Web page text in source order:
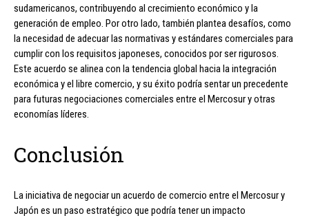
sudamericanos, contribuyendo al crecimiento económico y la
generación de empleo. Por otro lado, también plantea desafíos, como
la necesidad de adecuar las normativas y estándares comerciales para
cumplir con los requisitos japoneses, conocidos por ser rigurosos.
Este acuerdo se alinea con la tendencia global hacia la integración
económica y el libre comercio, y su éxito podría sentar un precedente
para futuras negociaciones comerciales entre el Mercosur y otras
economías líderes.
Conclusión
La iniciativa de negociar un acuerdo de comercio entre el Mercosur y
Japón es un paso estratégico que podría tener un impacto